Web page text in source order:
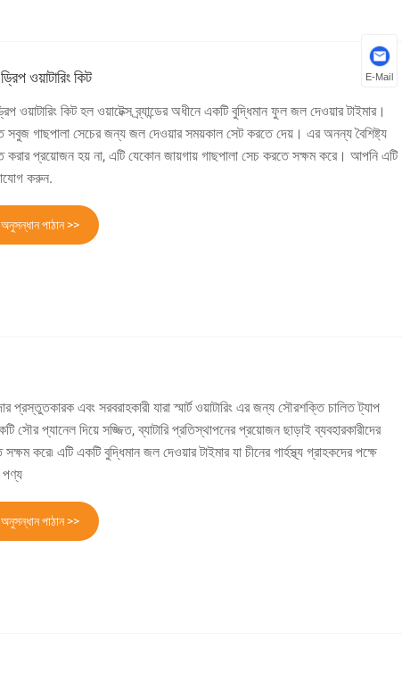
ওয়াটারিং কিট
ওয়াটারিং কিট হল ওয়াটেক্স ব্র্যান্ডের অধীনে একটি বুদ্ধিমান ফুল জল দেওয়ার টাইমার।
সবুজ গাছপালা সেচের জন্য জল দেওয়ার সময়কাল সেট করতে দেয়। এর অনন্য বৈশিষ্ট্য
করার প্রয়োজন হয় না, এটি যেকোন জায়গায় গাছপালা সেচ করতে সক্ষম করে। আপনি এটি
করুন.
অনুসন্ধান পাঠান >>
এবং সরবরাহকারী যারা স্মার্ট ওয়াটারিং এর জন্য সৌরশক্তি চালিত ট্যাপ
সৌর প্যানেল দিয়ে সজ্জিত, ব্যাটারি প্রতিস্থাপনের প্রয়োজন ছাড়াই ব্যবহারকারীদের
করে৷ এটি একটি বুদ্ধিমান জল দেওয়ার টাইমার যা চীনের গার্হস্থ্য গ্রাহকদের পক্ষে
পণ্য
অনুসন্ধান পাঠান >>
E-Mail